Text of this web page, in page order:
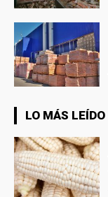
LO MÁS LEÍDO